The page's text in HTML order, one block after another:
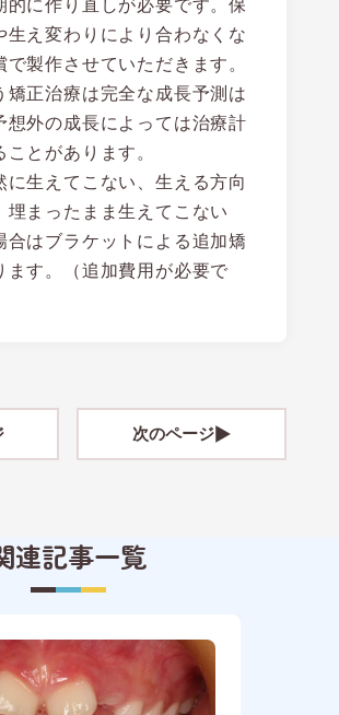
生え変わりにより合わなくな
製作させていただきます。
矯正治療は完全な成長予測は
想外の成長によっては治療計
とがあります。
に生えてこない、生える方向
埋まったまま生えてこない
合はブラケットによる追加矯
ます。（追加費用が必要で
次のページ
連記事一覧